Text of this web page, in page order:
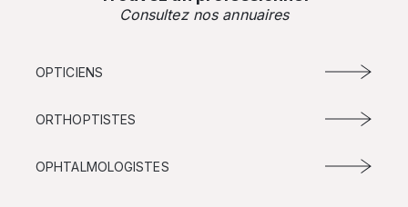
Consultez nos annuaires
OPTICIENS
ORTHOPTISTES
OPHTALMOLOGISTES